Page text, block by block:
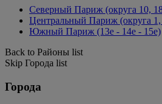
Северный Париж (округа 10,
Центральный Париж (округа 1,
Южный Париж (13e - 14e - 15e)
Back to Районы list
Skip Города list
Города